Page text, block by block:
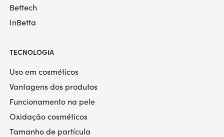
Bettech
InBetta
TECNOLOGIA
Uso em cosméticos
Vantagens dos produtos
Funcionamento na pele
Oxidação cosméticos
Tamanho de partícula